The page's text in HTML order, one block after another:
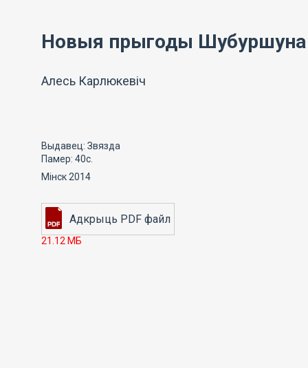
Новыя прыгоды Шубуршуна
Алесь Карлюкевіч
Выдавец: Звязда
Памер: 40с.
Мінск 2014
21.12 МБ